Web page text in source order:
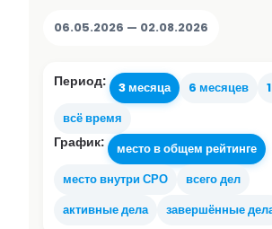
06.05.2026 — 02.08.2026
Период: 3 месяца 6 месяцев
всё время
График:
место в общем рейтинге
место внутри СРО
всего дел
активные дела
завершённые